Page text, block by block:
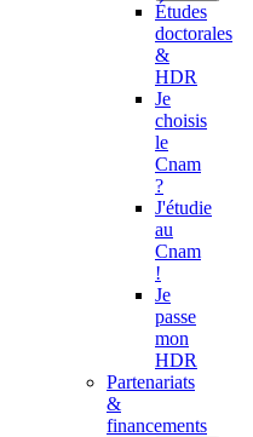
Études
doctorales
&
HDR
Je
choisis
le
Cnam
?
J'étudie
au
Cnam
!
Je
passe
mon
HDR
Partenariats
&
financements